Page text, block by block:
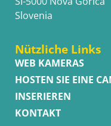
Slovenia
Nützliche Links
WEB KAMERAS
HOSTEN SIE EINE
INSERIEREN
KONTAKT